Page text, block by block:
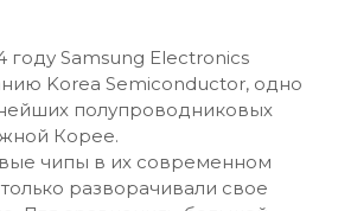
году Samsung Electronics
Korea Semiconductor, одно
полупроводниковых
Корее.
чипы в их современном
разворачивали свое